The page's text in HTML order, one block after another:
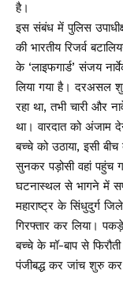
है।
इस संबंध में पुलिस
की भारतीय रिजर्व
के ‘लाइफगार्ड’ संजय
लिया गया है। दरअसल
रहा था, तभी चारी और
था। वारदात को अंजाम
बच्चे को उठाया, इसी
सुनकर पड़ोसी वहां पहुंच
घटनास्थल से भागने में
महाराष्ट्र के सिंधुदुर्ग
गिरफ्तार कर लिया।
बच्चे के मॉ-बाप से
पंजीबद्ध कर जांच शुरु कर